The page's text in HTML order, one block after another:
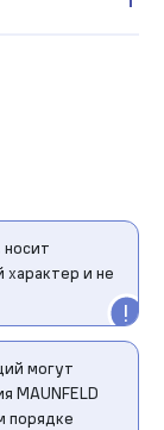
и не
могут
MAUNFELD
порядке